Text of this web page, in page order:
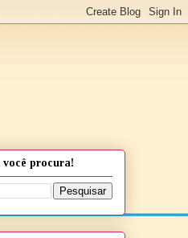
procura!